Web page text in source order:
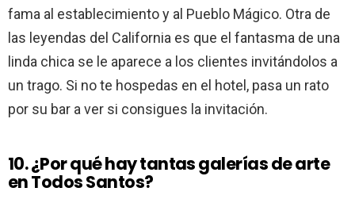
fama al establecimiento y al Pueblo Mágico. Otra de
las leyendas del California es que el fantasma de una
linda chica se le aparece a los clientes invitándolos a
un trago. Si no te hospedas en el hotel, pasa un rato
por su bar a ver si consigues la invitación.
10. ¿Por qué hay tantas galerías de arte
en Todos Santos?